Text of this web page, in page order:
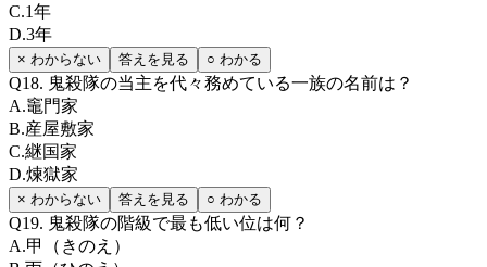
C.1年
D.3年
× わからない 答えを見る ○ わかる
Q18. 鬼殺隊の当主を代々務めている一族の名前は？
A.竈門家
B.産屋敷家
C.継国家
D.煉獄家
× わからない 答えを見る ○ わかる
Q19. 鬼殺隊の階級で最も低い位は何？
A.甲（きのえ）